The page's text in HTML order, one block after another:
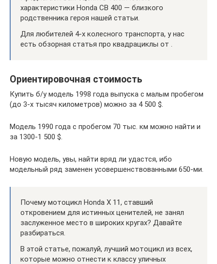
характеристики Honda CB 400 — близкого
родственника героя нашей статьи.
Для любителей 4-х колесного транспорта, у нас
есть обзорная статья про квадрациклы от .
Ориентировочная стоимость
Купить б/у модель 1998 года выпуска с малым пробегом
(до 3-х тысяч километров) можно за 4 500 $.
Модель 1990 года с пробегом 70 тыс. км можно найти и
за 1300-1 500 $.
Новую модель, увы, найти вряд ли удастся, ибо
модельный ряд заменен усовершенствованными 650-ми.
Почему мотоцикл Honda Х 11, ставший
откровением для истинных ценителей, не занял
заслуженное место в широких кругах? Давайте
разбираться.
В этой статье, пожалуй, лучший мотоцикл из всех,
которые можно отнести к классу уличных